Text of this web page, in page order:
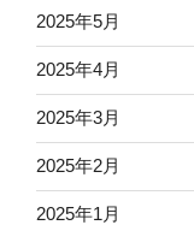
2025年5月
2025年4月
2025年3月
2025年2月
2025年1月